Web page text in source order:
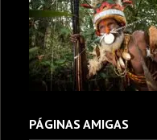
PÁGINAS AMIGAS